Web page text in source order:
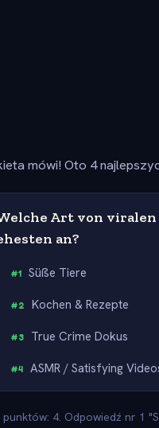
mówi! Oto 4
Art von viralen
an?
#1 Süße Tiere
#2 Kochen & Rezepte
#3 True Crime Dokus
#4 ASMR / Satisfying
punktów: 4. Odpowiedź nr 1